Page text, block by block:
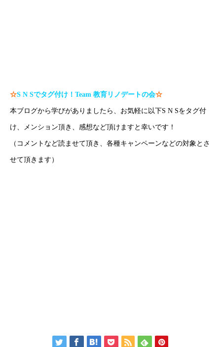
☆S N Sでタグ付け！ Team 教育リノデートの会☆
本ブログから学びがありましたら、お気軽に以下S N Sをタグ付
け、メンション頂き、感想など頂けますと幸いです！
（コメントなど読ませて頂き、各種キャンペーンなどの対象とさ
せて頂きます）